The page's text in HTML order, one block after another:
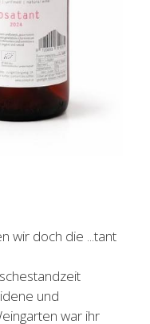
wir doch die ...tant
und
war ihr